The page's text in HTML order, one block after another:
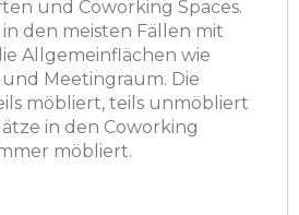
und Coworking Spaces.
den meisten Fällen mit
Allgemeinflächen wie
Meetingraum. Die
möbliert, teils unmöbliert
in den Coworking
möbliert.